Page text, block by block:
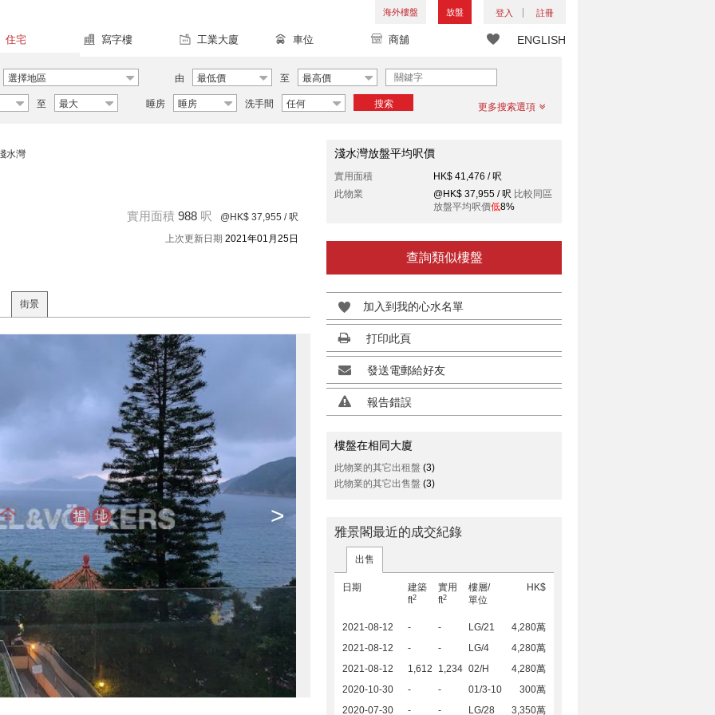
海外樓盤 放盤 登入 註冊
ENGLISH
住宅 寫字樓 工業大廈 車位 商舖
選擇地區 由 最低價 至 最高價
至 最大 睡房 睡房 洗手間 任何 搜索 更多搜索選項
水灣
實用面積 988 呎 @HK$ 37,955 / 呎
上次更新日期 2021年01月25日
街景
>
淺水灣放盤平均呎價
實用面積
HK$ 41,476 / 呎
此物業
@HK$ 37,955 / 呎 比較同區
放盤平均呎價低8%
查詢類似樓盤
加入到我的心水名單
打印此頁
發送電郵給好友
報告錯誤
樓盤在相同大廈
此物業的其它出租盤 (3)
此物業的其它出售盤 (3)
雅景閣最近的成交紀錄
出售
日期
建築
ft2
實用
ft2
樓層/
單位
HK$
2021-08-12 - - LG/21
4,280萬
2021-08-12
- - LG/4
4,280萬
2021-08-12
1,612 1,234 02/H
4,280萬
2020-10-30
- - 01/3-10
300萬
2020-07-30
- - LG/28 3,350萬